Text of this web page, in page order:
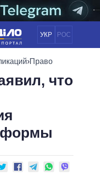
УКР РОС
ПОЛИТИКА
ОБЩЕСТВО
МИР
›Право
что